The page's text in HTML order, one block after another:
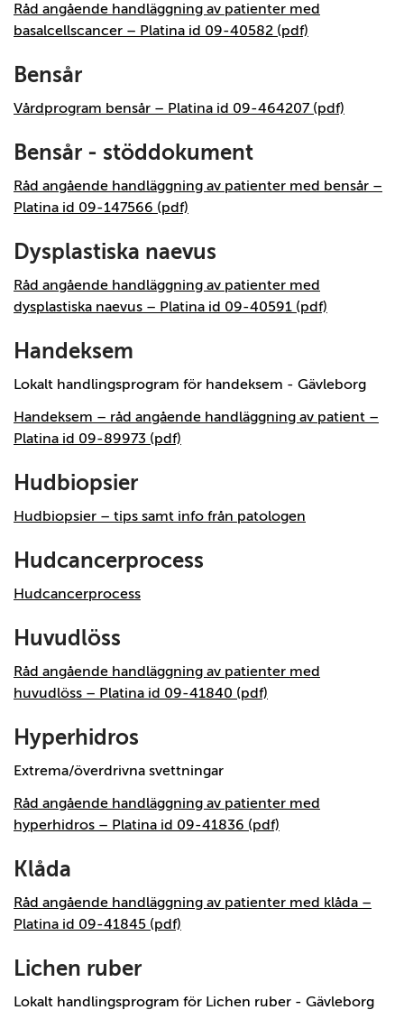
Råd angående handläggning av patienter med
basalcellscancer – Platina id 09-40582 (pdf)
Bensår
Vårdprogram bensår – Platina id 09-464207 (pdf)
Bensår - stöddokument
Råd angående handläggning av patienter med bensår –
Platina id 09-147566 (pdf)
Dysplastiska naevus
Råd angående handläggning av patienter med
dysplastiska naevus – Platina id 09-40591 (pdf)
Handeksem
Lokalt handlingsprogram för handeksem - Gävleborg
Handeksem – råd angående handläggning av patient –
Platina id 09-89973 (pdf)
Hudbiopsier
Hudbiopsier – tips samt info från patologen
Hudcancerprocess
Hudcancerprocess
Huvudlöss
Råd angående handläggning av patienter med
huvudlöss – Platina id 09-41840 (pdf)
Hyperhidros
Extrema/överdrivna svettningar
Råd angående handläggning av patienter med
hyperhidros – Platina id 09-41836 (pdf)
Klåda
Råd angående handläggning av patienter med klåda –
Platina id 09-41845 (pdf)
Lichen ruber
Lokalt handlingsprogram för Lichen ruber - Gävleborg